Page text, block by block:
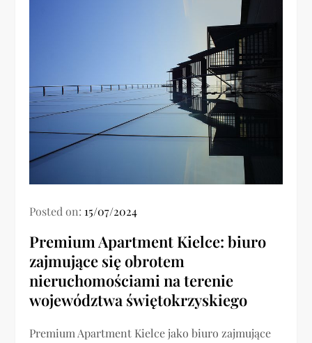
Posted on: 15/07/2024
Premium Apartment Kielce: biuro
zajmujące się obrotem
nieruchomościami na terenie
województwa świętokrzyskiego
Premium Apartment Kielce jako biuro zajmujące